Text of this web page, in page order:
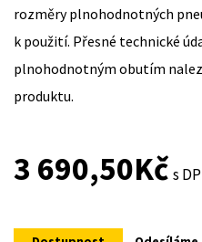
rozměry plnohodnotných
k použití. Přesné technické
plnohodnotným obutím
produktu.
3 690,50Kč s